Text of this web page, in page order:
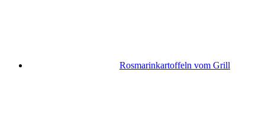
Rosmarinkartoffeln vom Grill